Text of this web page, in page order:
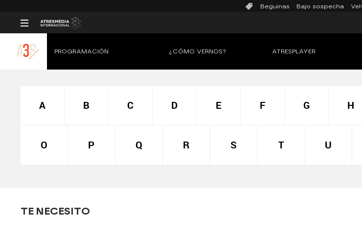
Beguinas Bajo sospecha
PROGRAMACIÓN ¿CÓMO VERNOS? ATRESPLAYER
A B C D E F G H
O P Q R S T U
TE NECESITO